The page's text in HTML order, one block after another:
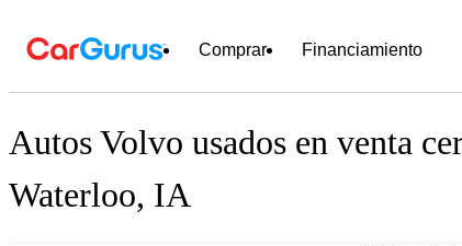
Comprar Financiamiento
Autos Volvo usados en venta
Waterloo, IA